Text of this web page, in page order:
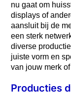
nu gaat om
displays of
aansluit bij de
een sterk
diverse
juiste vorm en
van jouw merk
Producties